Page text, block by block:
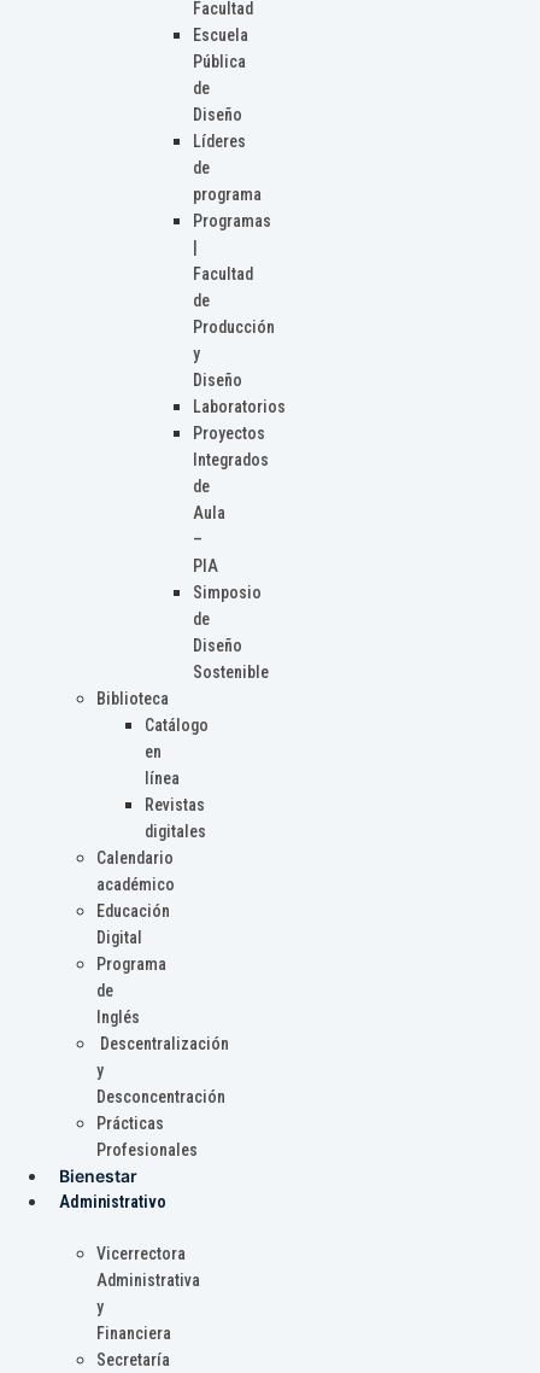
Facultad
Escuela
Pública
de
Diseño
Líderes
de
programa
Programas
Facultad
de
Producción
y
Diseño
Laboratorios
Proyectos
Integrados
de
Aula
–
PIA
Simposio
de
Diseño
Sostenible
Biblioteca
Catálogo
en
línea
Revistas
digitales
Calendario
académico
Educación
Digital
Programa
de
Inglés
Descentralización
y
Desconcentración
Prácticas
Profesionales
Bienestar
Administrativo
Vicerrectora
Administrativa
y
Financiera
Secretaría